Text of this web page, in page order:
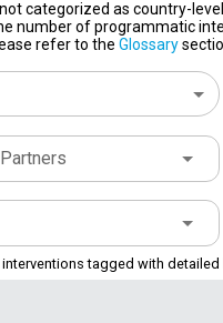
categorized as country-
number of programmatic
refer to the Glossary
tagged with